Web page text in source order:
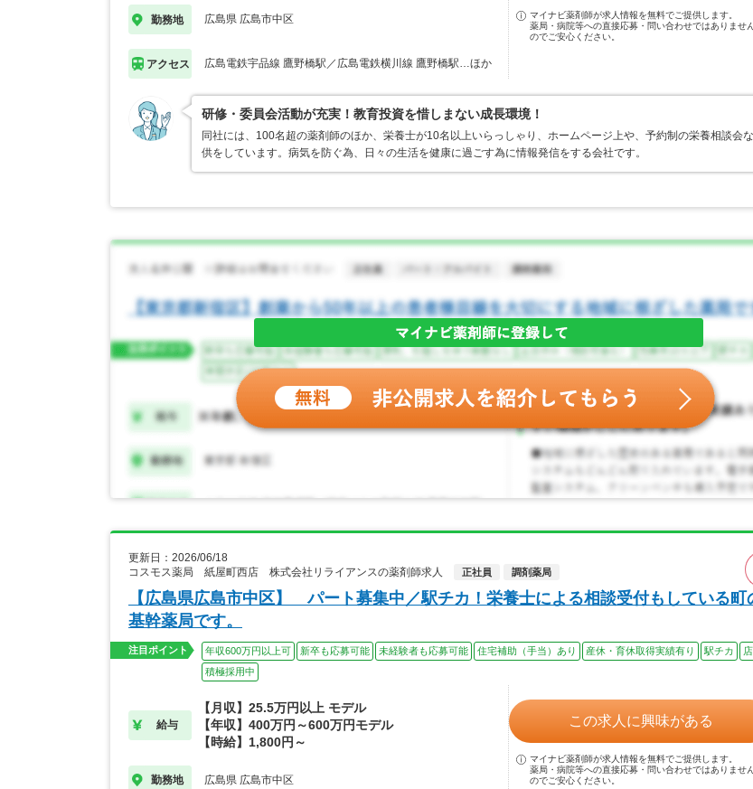
勤務地 広島県 広島市中区
アクセス 広島電鉄宇品線 鷹野橋駅／広島電鉄横川線 鷹野橋駅…ほか
マイナビ薬剤師が求人情報を無料でご提供します。
薬局・病院等への直接応募・問い合わせではありませ
のでご安心ください。
研修・委員会活動が充実！教育投資を惜しまない成長環境！
同社には、100名超の薬剤師のほか、栄養士が10名以上いらっしゃり、ホームページ上や、予約制の栄養相談会
供をしています。病気を防ぐ為、日々の生活を健康に過ごす為に情報発信をする会社です。
更新日：2026/06/18
コスモス薬局 紙屋町西店 株式会社リライアンスの薬剤師求人
正社員 調剤薬局
【広島県広島市中区】 パート募集中／駅チカ！栄養士による相談受付もしている町
基幹薬局です。
注目ポイント 年収600万円以上可 新卒も応募可能 未経験者も応募可能 住宅補助（手当）あり 産休・育休取得実績有り 駅チカ
積極採用中
給与
【月収】25.5万円以上 モデル
【年収】400万円～600万円モデル
【時給】1,800円～
勤務地 広島県 広島市中区
この求人に興味がある
マイナビ薬剤師が求人情報を無料でご提供します。
薬局・病院等への直接応募・問い合わせではありませ
のでご安心ください。